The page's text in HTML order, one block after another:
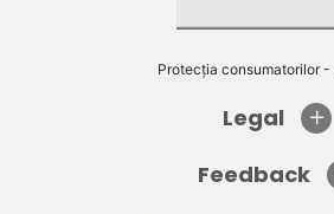
Protecția consumatorilor -
Legal
Feedback